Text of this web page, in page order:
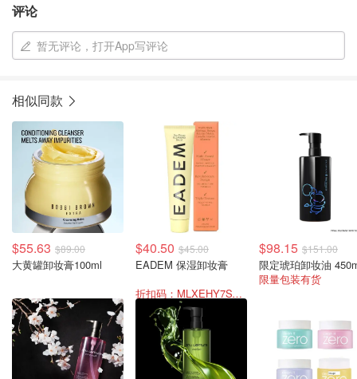
评论
暂无评论，打开App写评论
相似同款
$55.63 $89.00
大黄罐卸妆膏100ml
$40.50 $45.00
EADEM 保湿卸妆膏
折扣码：MLXEHY7SVFBW
$98.15 $151.00
限定琥珀卸妆油
限量包装有货